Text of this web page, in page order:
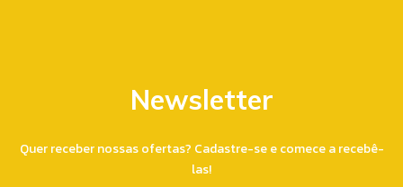
Newsletter
Quer receber nossas ofertas? Cadastre-se e comece a recebê-
las!